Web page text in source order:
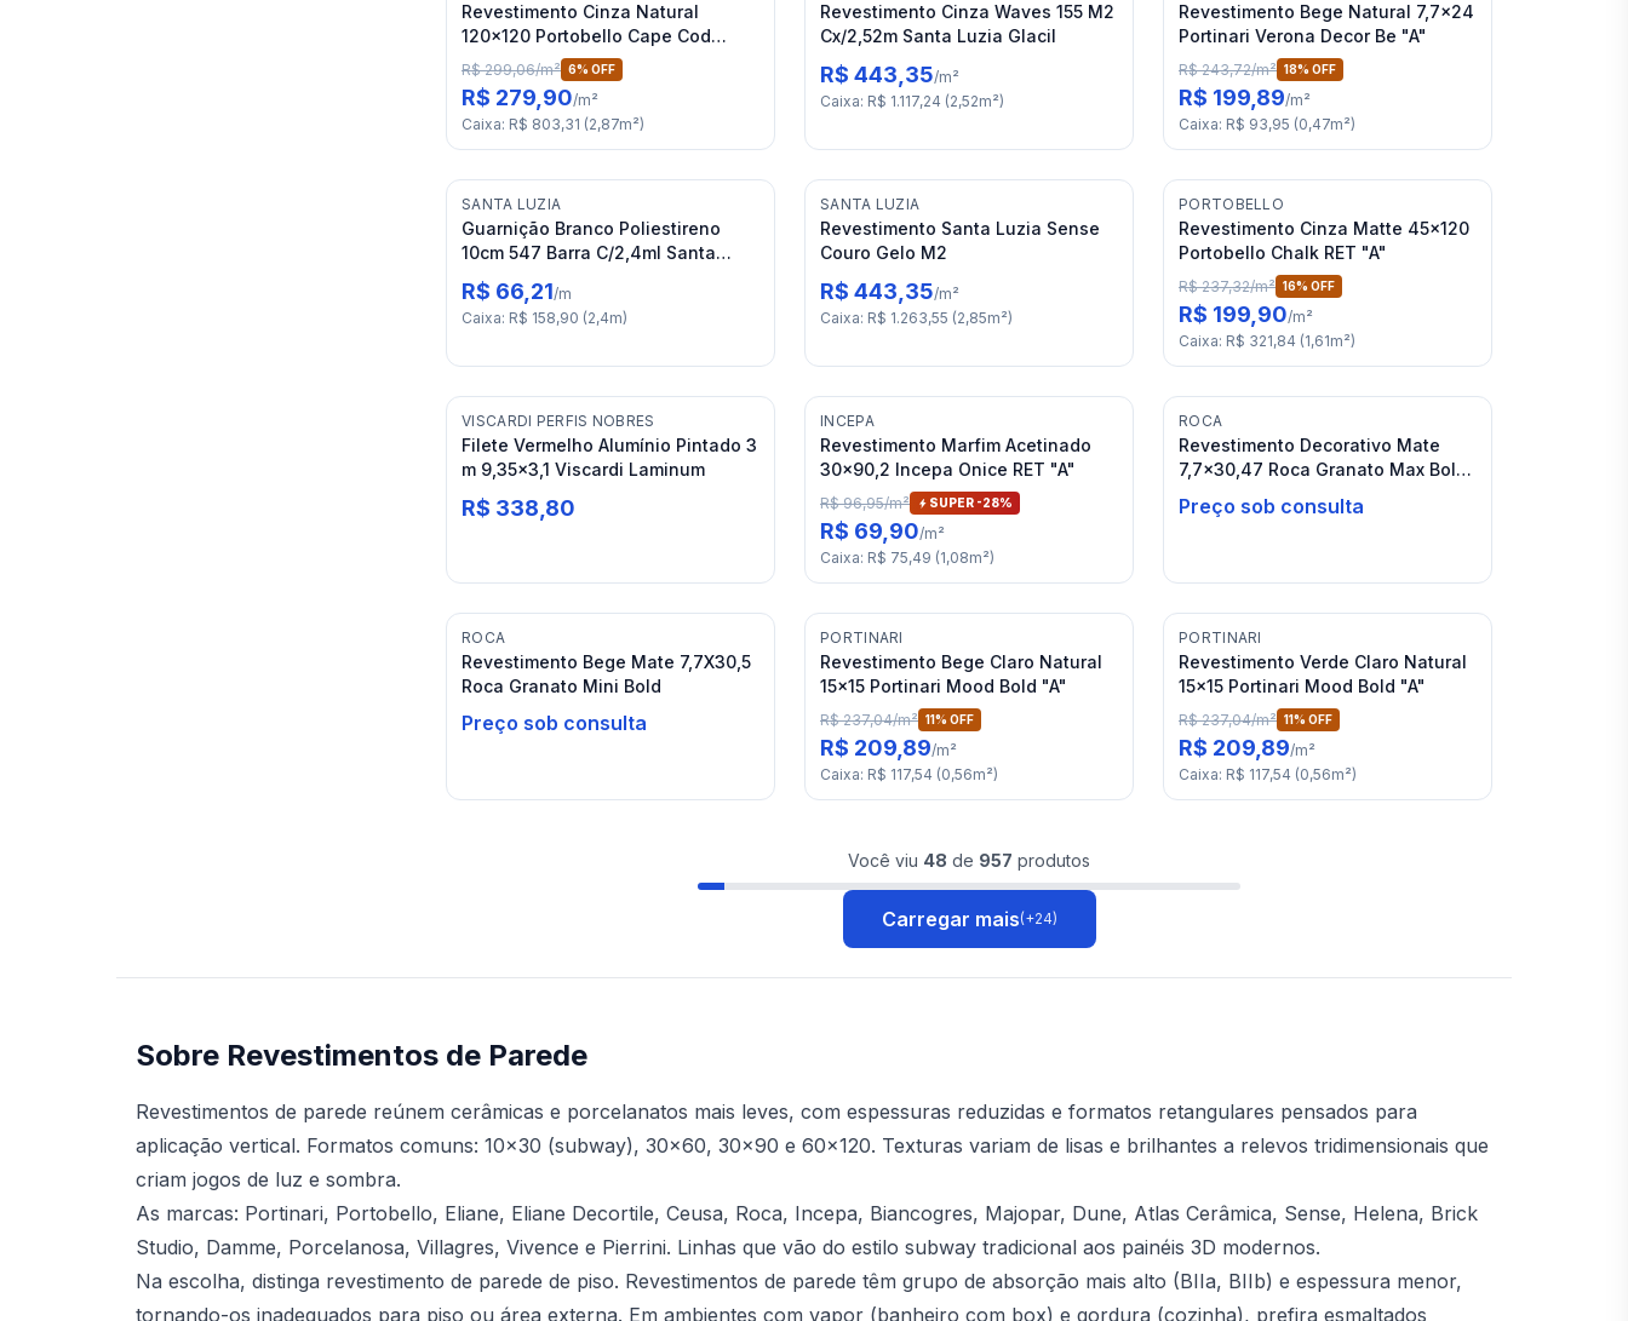
Revestimento Cinza Natural
120x120 Portobello Cape Cod
Breeze RET "A"
R$ 299,06/m² 6% OFF
R$ 279,90/m²
Caixa: R$ 803,31 (2,87m²)
Revestimento Cinza Waves 155 M2
Cx/2,52m Santa Luzia Glacil
R$ 443,35/m²
Caixa: R$ 1.117,24 (2,52m²)
Revestimento Bege Natural 7,7x24
Portinari Verona Decor Be "A"
R$ 243,72/m² 18% OFF
R$ 199,89/m²
Caixa: R$ 93,95 (0,47m²)
SANTA LUZIA
Guarnição Branco Poliestireno
10cm 547 Barra C/2,4ml Santa
Luzia
R$ 66,21/m
Caixa: R$ 158,90 (2,4m)
SANTA LUZIA
Revestimento Santa Luzia Sense
Couro Gelo M2
R$ 443,35/m²
Caixa: R$ 1.263,55 (2,85m²)
PORTOBELLO
Revestimento Cinza Matte 45x120
Portobello Chalk RET "A"
R$ 237,32/m² 16% OFF
R$ 199,90/m²
Caixa: R$ 321,84 (1,61m²)
VISCARDI PERFIS NOBRES
Filete Vermelho Alumínio Pintado 3
m 9,35x3,1 Viscardi Laminum
R$ 338,80
INCEPA
Revestimento Marfim Acetinado
30x90,2 Incepa Onice RET "A"
R$ 96,95/m² SUPER -28%
R$ 69,90/m²
Caixa: R$ 75,49 (1,08m²)
ROCA
Revestimento Decorativo Mate
7,7x30,47 Roca Granato Max Bold
Preço sob consulta
ROCA
Revestimento Bege Mate 7,7X30,5
Roca Granato Mini Bold
Preço sob consulta
PORTINARI
Revestimento Bege Claro Natural
15x15 Portinari Mood Bold "A"
R$ 237,04/m² 11% OFF
R$ 209,89/m²
Caixa: R$ 117,54 (0,56m²)
PORTINARI
Revestimento Verde Claro Natural
15x15 Portinari Mood Bold "A"
R$ 237,04/m² 11% OFF
R$ 209,89/m²
Caixa: R$ 117,54 (0,56m²)
Você viu 48 de 957 produtos
Carregar mais(+24)
Sobre Revestimentos de Parede
Revestimentos de parede reúnem cerâmicas e porcelanatos mais leves, com espessuras reduzidas e formatos retangulares pensados para
aplicação vertical. Formatos comuns: 10x30 (subway), 30x60, 30x90 e 60x120. Texturas variam de lisas e brilhantes a relevos tridimensionais que
criam jogos de luz e sombra.
As marcas: Portinari, Portobello, Eliane, Eliane Decortile, Ceusa, Roca, Incepa, Biancogres, Majopar, Dune, Atlas Cerâmica, Sense, Helena, Brick
Studio, Damme, Porcelanosa, Villagres, Vivence e Pierrini. Linhas que vão do estilo subway tradicional aos painéis 3D modernos.
Na escolha, distinga revestimento de parede de piso. Revestimentos de parede têm grupo de absorção mais alto (BIIa, BIIb) e espessura menor,
tornando-os inadequados para piso ou área externa. Em ambientes com vapor (banheiro com box) e gordura (cozinha), prefira esmaltados